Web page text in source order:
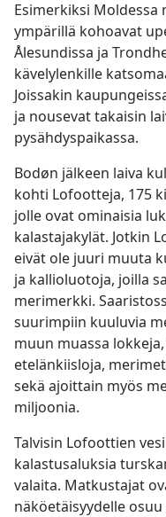
Esimerkiksi Moldessa
ympärillä kohoavat
Ålesundissa ja
kävelylenkille
Joissakin
ja nousevat takaisin
pysähdyspaikassa.
Bodøn jälkeen laiva
kohti Lofootteja, 175
jolle ovat ominaisia
kalastajakylät. Jotkin
eivät ole juuri muuta
ja kallioluotoja, joilla
merimerkki.
suurimpiin kuuluvia
muun muassa
etelänkiisloja,
sekä ajoittain myös
miljoonia.
Talvisin Lofoottien
kalastusaluksia
valaita. Matkustajat
näköetäisyydelle